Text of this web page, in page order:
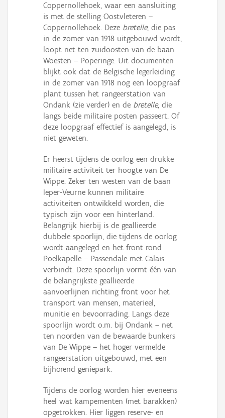
Coppernollehoek, waar een aansluiting
is met de stelling Oostvleteren –
Coppernollehoek. Deze bretelle, die pas
in de zomer van 1918 uitgebouwd wordt,
loopt net ten zuidoosten van de baan
Woesten – Poperinge. Uit documenten
blijkt ook dat de Belgische legerleiding
in de zomer van 1918 nog een loopgraaf
plant tussen het rangeerstation van
Ondank (zie verder) en de bretelle, die
langs beide militaire posten passeert. Of
deze loopgraaf effectief is aangelegd, is
niet geweten.
Er heerst tijdens de oorlog een drukke
militaire activiteit ter hoogte van De
Wippe. Zeker ten westen van de baan
Ieper-Veurne kunnen militaire
activiteiten ontwikkeld worden, die
typisch zijn voor een hinterland.
Belangrijk hierbij is de geallieerde
dubbele spoorlijn, die tijdens de oorlog
wordt aangelegd en het front rond
Poelkapelle – Passendale met Calais
verbindt. Deze spoorlijn vormt één van
de belangrijkste geallieerde
aanvoerlijnen richting front voor het
transport van mensen, materieel,
munitie en bevoorrading. Langs deze
spoorlijn wordt o.m. bij Ondank – net
ten noorden van de bewaarde bunkers
van De Wippe – het hoger vermelde
rangeerstation uitgebouwd, met een
bijhorend geniepark.
Tijdens de oorlog worden hier eveneens
heel wat kampementen (met barakken)
opgetrokken. Hier liggen reserve- en